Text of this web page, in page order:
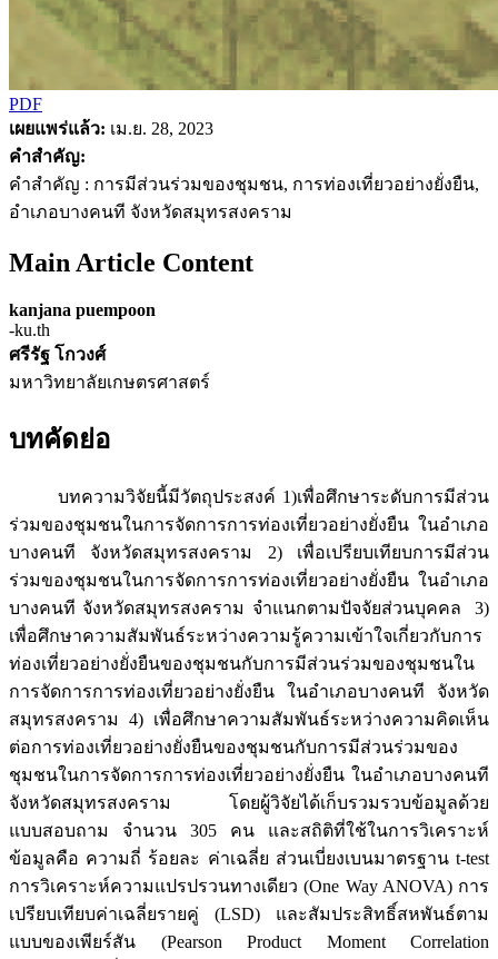
PDF
เผยแพร่แล้ว: เม.ย. 28, 2023
คำสำคัญ:
คำสำคัญ : การมีส่วนร่วมของชุมชน, การท่องเที่ยวอย่างยั่งยืน,
อำเภอบางคนที จังหวัดสมุทรสงคราม
Main Article Content
kanjana puempoon
-ku.th
ศรีรัฐ โกวงศ์
มหาวิทยาลัยเกษตรศาสตร์
บทคัดย่อ
บทความวิจัยนี้มีวัตถุประสงค์ 1)เพื่อศึกษาระดับการมีส่วน
ร่วมของชุมชนในการจัดการการท่องเที่ยวอย่างยั่งยืน ในอำเภอ
บางคนที จังหวัดสมุทรสงคราม 2) เพื่อเปรียบเทียบการมีส่วน
ร่วมของชุมชนในการจัดการการท่องเที่ยวอย่างยั่งยืน ในอำเภอ
บางคนที จังหวัดสมุทรสงคราม จำแนกตามปัจจัยส่วนบุคคล 3)
เพื่อศึกษาความสัมพันธ์ระหว่างความรู้ความเข้าใจเกี่ยวกับการ
ท่องเที่ยวอย่างยั่งยืนของชุมชนกับการมีส่วนร่วมของชุมชนใน
การจัดการการท่องเที่ยวอย่างยั่งยืน ในอำเภอบางคนที จังหวัด
สมุทรสงคราม 4) เพื่อศึกษาความสัมพันธ์ระหว่างความคิดเห็น
ต่อการท่องเที่ยวอย่างยั่งยืนของชุมชนกับการมีส่วนร่วมของ
ชุมชนในการจัดการการท่องเที่ยวอย่างยั่งยืน ในอำเภอบางคนที
จังหวัดสมุทรสงคราม โดยผู้วิจัยได้เก็บรวมรวบข้อมูลด้วย
แบบสอบถาม จำนวน 305 คน และสถิติที่ใช้ในการวิเคราะห์
ข้อมูลคือ ความถี่ ร้อยละ ค่าเฉลี่ย ส่วนเบี่ยงเบนมาตรฐาน t-test
การวิเคราะห์ความแปรปรวนทางเดียว (One Way ANOVA) การ
เปรียบเทียบค่าเฉลี่ยรายคู่ (LSD) และสัมประสิทธิ์สหพันธ์ตาม
แบบของเพียร์สัน (Pearson Product Moment Correlation